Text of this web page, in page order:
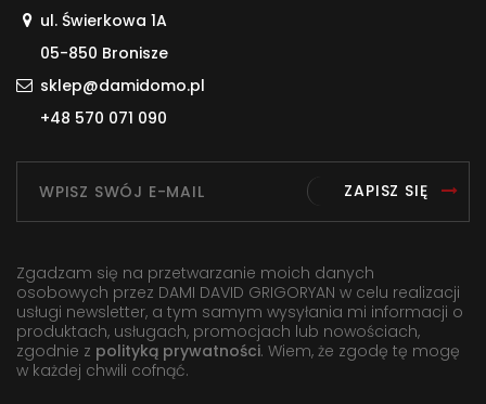
ul. Świerkowa 1A
05-850 Bronisze
sklep@damidomo.pl
+48 570 071 090
ZAPISZ SIĘ
Zgadzam się na przetwarzanie moich danych
osobowych przez DAMI DAVID GRIGORYAN w celu realizacji
usługi newsletter, a tym samym wysyłania mi informacji o
produktach, usługach, promocjach lub nowościach,
zgodnie z polityką prywatności. Wiem, że zgodę tę mogę
w każdej chwili cofnąć.